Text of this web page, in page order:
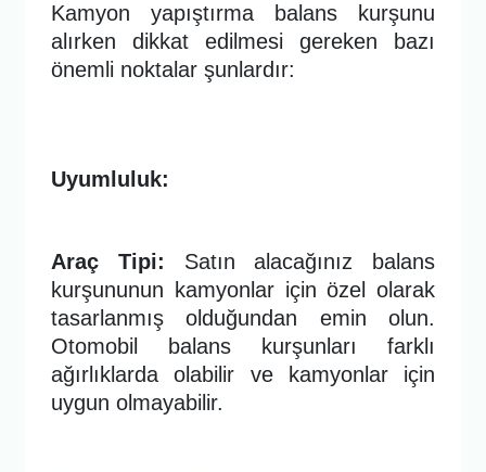
Kamyon yapıştırma balans kurşunu
alırken dikkat edilmesi gereken bazı
önemli noktalar şunlardır:
Uyumluluk:
Araç Tipi: Satın alacağınız balans
kurşununun kamyonlar için özel olarak
tasarlanmış olduğundan emin olun.
Otomobil balans kurşunları farklı
ağırlıklarda olabilir ve kamyonlar için
uygun olmayabilir.